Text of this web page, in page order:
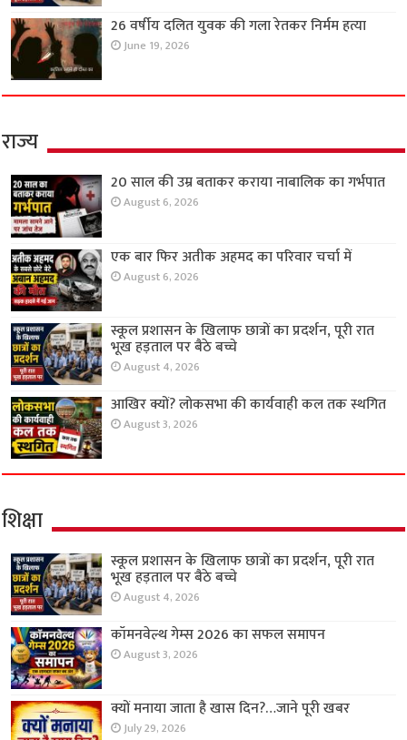
26 वर्षीय दलित युवक की गला रेतकर निर्मम हत्या
June 19, 2026
राज्य
20 साल की उम्र बताकर कराया नाबालिक का गर्भपात
August 6, 2026
एक बार फिर अतीक अहमद का परिवार चर्चा में
August 6, 2026
स्कूल प्रशासन के खिलाफ छात्रों का प्रदर्शन, पूरी रात
भूख हड़ताल पर बैठे बच्चे
August 4, 2026
आखिर क्यों? लोकसभा की कार्यवाही कल तक स्थगित
August 3, 2026
शिक्षा
स्कूल प्रशासन के खिलाफ छात्रों का प्रदर्शन, पूरी रात
भूख हड़ताल पर बैठे बच्चे
August 4, 2026
कॉमनवेल्थ गेम्स 2026 का सफल समापन
August 3, 2026
क्यों मनाया जाता है खास दिन?…जाने पूरी खबर
July 29, 2026